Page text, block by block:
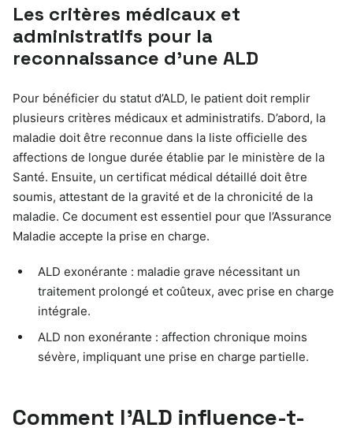
Les critères médicaux et
administratifs pour la
reconnaissance d’une ALD
Pour bénéficier du statut d’ALD, le patient doit remplir
plusieurs critères médicaux et administratifs. D’abord, la
maladie doit être reconnue dans la liste officielle des
affections de longue durée établie par le ministère de la
Santé. Ensuite, un certificat médical détaillé doit être
soumis, attestant de la gravité et de la chronicité de la
maladie. Ce document est essentiel pour que l’Assurance
Maladie accepte la prise en charge.
ALD exonérante : maladie grave nécessitant un
traitement prolongé et coûteux, avec prise en charge
intégrale.
ALD non exonérante : affection chronique moins
sévère, impliquant une prise en charge partielle.
Comment l’ALD influence-t-